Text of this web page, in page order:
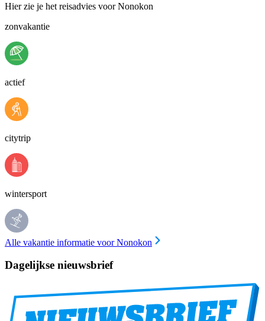
Hier zie je het reisadvies voor Nonokon
zonvakantie
actief
citytrip
wintersport
Alle vakantie informatie voor Nonokon
Dagelijkse nieuwsbrief